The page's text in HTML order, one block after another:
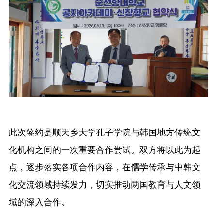
此次签约是顺天乡大学孔子学院与韩国地方传统文
化机构之间的一次重要合作尝试。双方将以此为起
点，逐步落实各项合作内容，在儒学传承与中韩文
化交流领域持续发力，切实推动两国教育与人文领
域的深入合作。